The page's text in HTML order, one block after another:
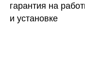
гарантия на
и установке